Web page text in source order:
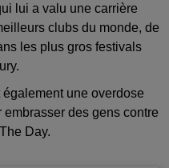
lui a valu une carrière
clubs du monde, de
les plus gros festivals
une overdose
des gens contre
Day.